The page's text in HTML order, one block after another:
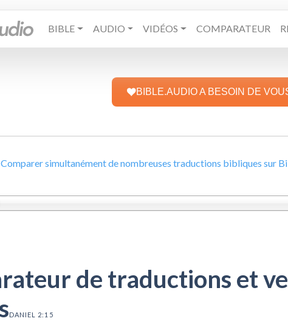
BIBLE AUDIO VIDÉOS COMPARATEUR
BIBLE.AUDIO A BESOIN DE
Comparer simultanément de nombreuses traductions bibliques sur
de traductions et
DANIEL 2:15